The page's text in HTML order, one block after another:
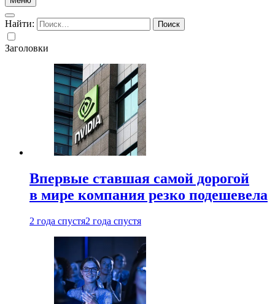
Найти:
Заголовки
Впервые ставшая самой дорогой
в мире компания резко подешевела
2 года спустя2 года спустя